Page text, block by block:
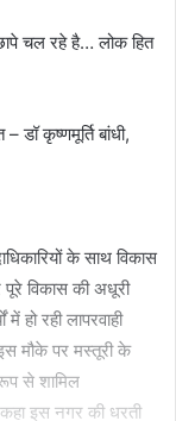
चल रहे है… लोक हित
डॉ कृष्णमूर्ति बांधी,
के साथ विकास
विकास की अधूरी
हो रही लापरवाही
मौके पर मस्तूरी के
रूप से शामिल
इस नगर की धरती